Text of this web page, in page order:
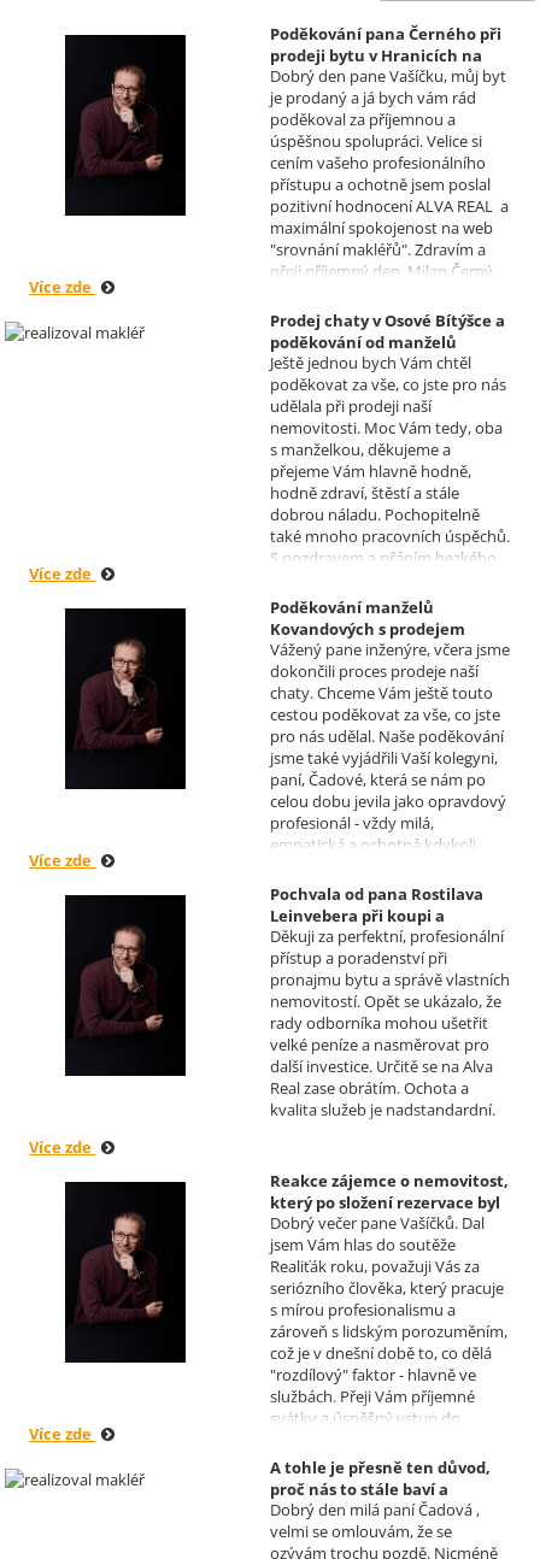
Poděkování pana Černého při
prodeji bytu v Hranicích na
Moravě
Realizoval makléř: David
Vašíček
Dobrý den pane Vašíčku, můj byt
je prodaný a já bych vám rád
poděkoval za příjemnou a
úspěšnou spolupráci. Velice si
cením vašeho profesionálního
přístupu a ochotně jsem poslal
pozitivní hodnocení ALVA REAL a
maximální spokojenost na web
"srovnání makléřů". Zdravím a
přeji příjemný den, Milan Černý,
Více zde
Prodej chaty v Osové Bítýšce a
poděkování od manželů
Kovandových
Realizoval makléř: Sylva
Čadová
Ještě jednou bych Vám chtěl
poděkovat za vše, co jste pro nás
udělala při prodeji naší
nemovitosti. Moc Vám tedy, oba
s manželkou, děkujeme a
přejeme Vám hlavně hodně,
hodně zdraví, štěstí a stále
dobrou náladu. Pochopitelně
také mnoho pracovních úspěchů.
S pozdravem a přáním hezkého
Více zde
Poděkování manželů
Kovandových s prodejem
chaty v Osové Bítýšce
Realizoval makléř: David
Vašíček
Vážený pane inženýre, včera jsme
dokončili proces prodeje naší
chaty. Chceme Vám ještě touto
cestou poděkovat za vše, co jste
pro nás udělal. Naše poděkování
jsme také vyjádřili Vaší kolegyni,
paní, Čadové, která se nám po
celou dobu jevila jako opravdový
profesionál - vždy milá,
empatická a ochotná kdykoli
problému. Vaše společnost i Vy v
nás získáváte opravdu spokojené
klienty, kteří budou vaše služby
vždy doporučovat každému, kdo
je potřebuje. Věřím, že se na Vás
budeme moci obrátit i v případě
prodeje, který plánujeme v
budoucnu uskutečnit. Se
srdečným pozdravem a přáním
mnoho zdraví i úspěchů Vám
přejí manželé Kovandovi
Více zde
Pochvala od pana Rostilava
Leinvebera při koupi a
následném pronájmu
investiční nemovitosti
Realizoval makléř: David
Vašíček
Děkuji za perfektní, profesionální
přístup a poradenství při
pronajmu bytu a správě vlastních
nemovitostí. Opět se ukázalo, že
rady odborníka mohou ušetřit
velké peníze a nasměrovat pro
další investice. Určitě se na Alva
Real zase obrátím. Ochota a
kvalita služeb je nadstandardní.
Více zde
Reakce zájemce o nemovitost,
který po složení rezervace byl
nucen od koupi odstoupit.
Realizoval makléř: David
Vašíček
Dobrý večer pane Vašíčků. Dal
jsem Vám hlas do soutěže
Realiťák roku, považuji Vás za
seriózního člověka, který pracuje
s mírou profesionalismu a
zároveň s lidským porozuměním,
což je v dnešní době to, co dělá
"rozdílový" faktor - hlavně ve
službách. Přeji Vám příjemné
svátky a úspěšný vstup do
Více zde
A tohle je přesně ten důvod,
proč nás to stále baví a
naplňuje, poděkování od pana
Míška.
Realizoval makléř: Sylva
Dobrý den milá paní Čadová ,
velmi se omlouvám, že se
ozývám trochu pozdě. Nicméně